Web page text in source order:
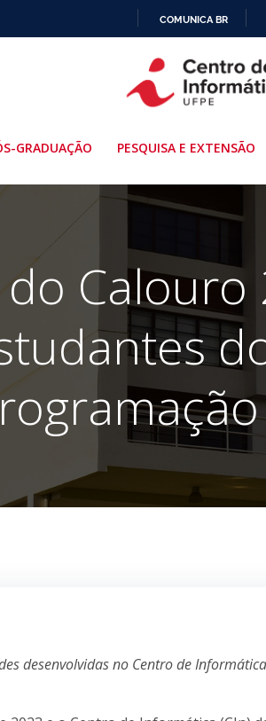
PARA
O
COMUNICA BR
GRADUAÇÃO PESQUISA E EXTENSÃO
desenvolvidas no Centro de